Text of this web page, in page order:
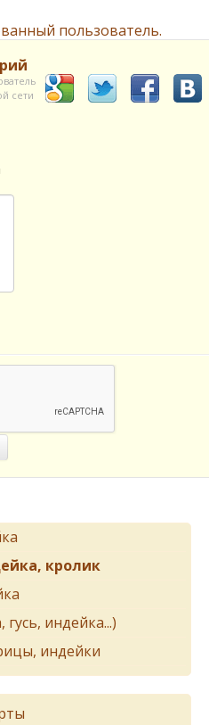
пользователь.
сети
кролик
индейка...)
индейки